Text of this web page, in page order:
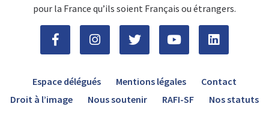
pour la France qu’ils soient Français ou étrangers.
Espace délégués Mentions légales
Contact
Droit à l’image
Nous soutenir RAFI-SF Nos statuts